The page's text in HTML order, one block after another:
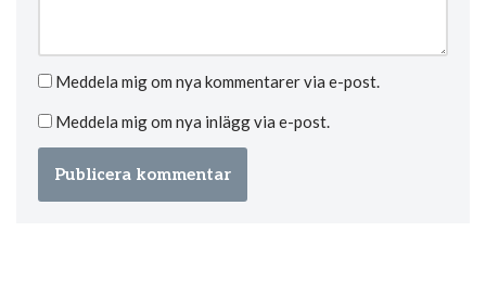
Meddela mig om nya kommentarer via e-post.
Meddela mig om nya inlägg via e-post.